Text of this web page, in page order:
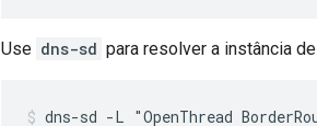
Use dns-sd para resolver a instância
dns-sd -L "OpenThread